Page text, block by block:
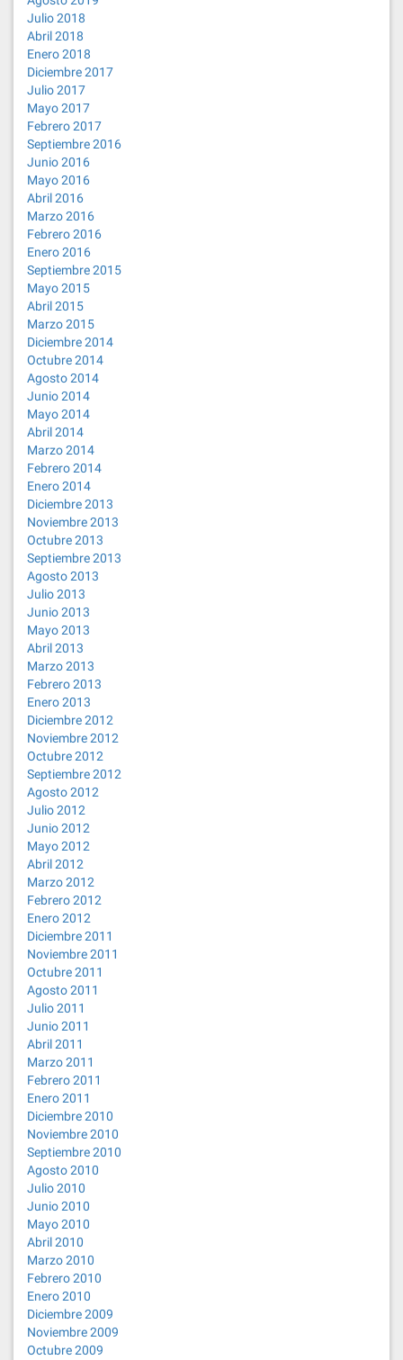
Julio 2018
Abril 2018
Enero 2018
Diciembre 2017
Julio 2017
Mayo 2017
Febrero 2017
Septiembre 2016
Junio 2016
Mayo 2016
Abril 2016
Marzo 2016
Febrero 2016
Enero 2016
Septiembre 2015
Mayo 2015
Abril 2015
Marzo 2015
Diciembre 2014
Octubre 2014
Agosto 2014
Junio 2014
Mayo 2014
Abril 2014
Marzo 2014
Febrero 2014
Enero 2014
Diciembre 2013
Noviembre 2013
Octubre 2013
Septiembre 2013
Agosto 2013
Julio 2013
Junio 2013
Mayo 2013
Abril 2013
Marzo 2013
Febrero 2013
Enero 2013
Diciembre 2012
Noviembre 2012
Octubre 2012
Septiembre 2012
Agosto 2012
Julio 2012
Junio 2012
Mayo 2012
Abril 2012
Marzo 2012
Febrero 2012
Enero 2012
Diciembre 2011
Noviembre 2011
Octubre 2011
Agosto 2011
Julio 2011
Junio 2011
Abril 2011
Marzo 2011
Febrero 2011
Enero 2011
Diciembre 2010
Noviembre 2010
Septiembre 2010
Agosto 2010
Julio 2010
Junio 2010
Mayo 2010
Abril 2010
Marzo 2010
Febrero 2010
Enero 2010
Diciembre 2009
Noviembre 2009
Octubre 2009